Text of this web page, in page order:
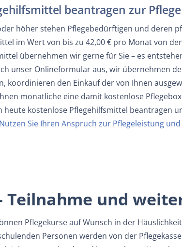
beantragen zur
höher stehen Pflegebedürftigen und deren
im Wert von bis zu 42,00 € pro Monat von
übernehmen wir gerne für Sie – es
unser Onlineformular aus, wir übernehmen
koordinieren den Einkauf der von Ihnen
monatliche eine damit kostenlose
heute kostenlose Pflegehilfsmittel beantragen
Nutzen Sie Ihren Anspruch zur Pflegeleistung
Teilnahme und
Pflegekurse auf Wunsch in der
Personen werden von der